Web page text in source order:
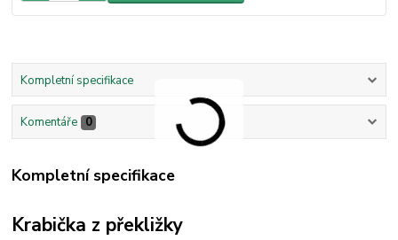
Kompletní specifikace
Komentáře 0
Kompletní specifikace
Krabička z překližky